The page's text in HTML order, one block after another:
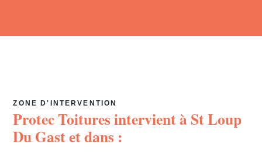
ZONE D'INTERVENTION
Protec Toitures intervient àSt Loup
Du Gastet dans :